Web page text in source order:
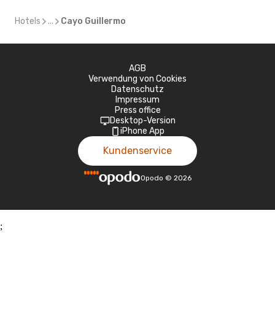
Hotels ... Cayo Guillermo
AGB
Verwendung von Cookies
Datenschutz
Impressum
Press office
Desktop-Version
iPhone App
Kundenservice
Opodo © 2026
;